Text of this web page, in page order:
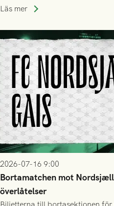
Läs mer
2026-07-16 9:00
Bortamatchen mot
överlåtelser